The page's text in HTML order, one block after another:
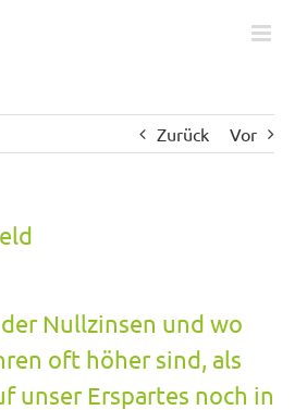
Zurück Vor
Nullzinsen und wo
oft höher sind, als
unser Erspartes noch in